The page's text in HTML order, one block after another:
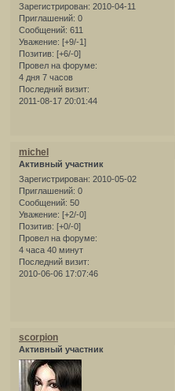
Зарегистрирован: 2010-04-11
Приглашений: 0
Сообщений: 611
Уважение: [+9/-1]
Позитив: [+6/-0]
Провел на форуме:
4 дня 7 часов
Последний визит:
2011-08-17 20:01:44
michel
Активный участник
Зарегистрирован: 2010-05-02
Приглашений: 0
Сообщений: 50
Уважение: [+2/-0]
Позитив: [+0/-0]
Провел на форуме:
4 часа 40 минут
Последний визит:
2010-06-06 17:07:46
scorpion
Активный участник